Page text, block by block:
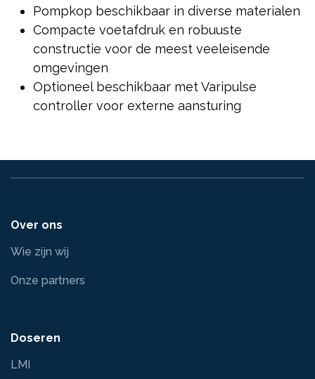
Pompkop beschikbaar in diverse materialen
Compacte voetafdruk en robuuste
constructie voor de meest veeleisende
omgevingen
Optioneel beschikbaar met Varipulse
controller voor externe aansturing
Over ons
Wie zijn wij
Onze partners
Doseren
LMI